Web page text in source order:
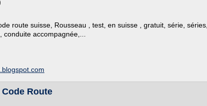
route suisse, Rousseau , test, en suisse , gratuit, série, séries,
accompagnée,...
Route